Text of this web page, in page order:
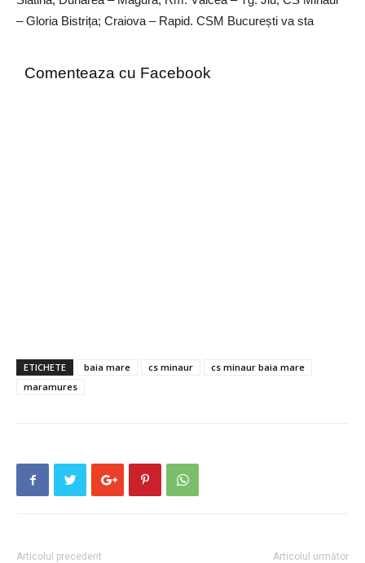
– Gloria Bistrița; Craiova – Rapid. CSM București va sta
Comenteaza cu Facebook
ETICHETE baia mare cs minaur
cs minaur baia mare
maramures
Articolul precedent Articolul următor